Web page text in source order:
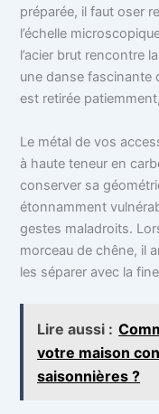
préparée, il faut oser
l’échelle
l’acier brut rencontre
une danse fascinante
est retirée
Le métal de vos
à haute teneur en
conserver sa
étonnamment
gestes maladroits.
morceau de chêne, il
les séparer avec la
Lire aussi :
votre maison
saisonnières ?